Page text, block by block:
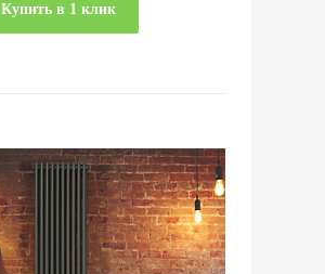
Купить в 1 клик